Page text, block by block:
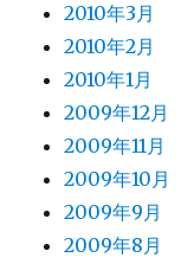
2010年3月
2010年2月
2010年1月
2009年12月
2009年11月
2009年10月
2009年9月
2009年8月